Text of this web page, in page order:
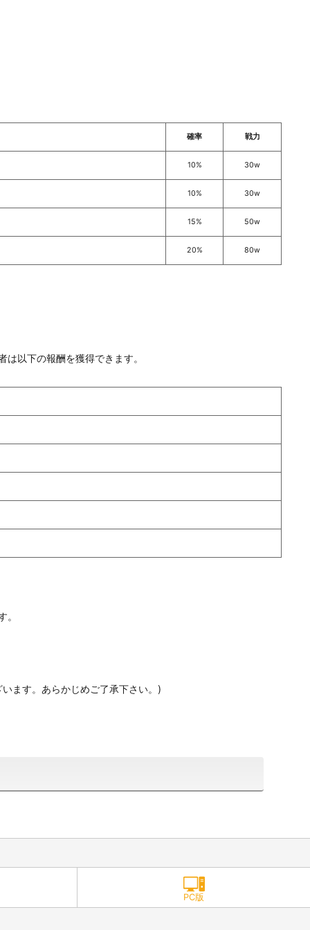
確率 戦力
10% 30w
10% 30w
15% 50w
20% 80w
以下の報酬を獲得できます。
。
ます。あらかじめご了承下さい。)
PC版